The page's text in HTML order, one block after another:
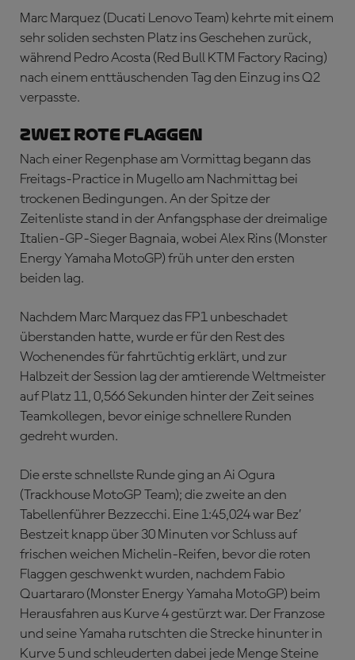
Marc Marquez (Ducati Lenovo Team) kehrte mit einem
sehr soliden sechsten Platz ins Geschehen zurück,
während Pedro Acosta (Red Bull KTM Factory Racing)
nach einem enttäuschenden Tag den Einzug ins Q2
verpasste.
ZWEI ROTE FLAGGEN
Nach einer Regenphase am Vormittag begann das
Freitags-Practice in Mugello am Nachmittag bei
trockenen Bedingungen. An der Spitze der
Zeitenliste stand in der Anfangsphase der dreimalige
Italien-GP-Sieger Bagnaia, wobei Alex Rins (Monster
Energy Yamaha MotoGP) früh unter den ersten
beiden lag.
Nachdem Marc Marquez das FP1 unbeschadet
überstanden hatte, wurde er für den Rest des
Wochenendes für fahrtüchtig erklärt, und zur
Halbzeit der Session lag der amtierende Weltmeister
auf Platz 11, 0,566 Sekunden hinter der Zeit seines
Teamkollegen, bevor einige schnellere Runden
gedreht wurden.
Die erste schnellste Runde ging an Ai Ogura
(Trackhouse MotoGP Team); die zweite an den
Tabellenführer Bezzecchi. Eine 1:45,024 war Bez’
Bestzeit knapp über 30 Minuten vor Schluss auf
frischen weichen Michelin-Reifen, bevor die roten
Flaggen geschwenkt wurden, nachdem Fabio
Quartararo (Monster Energy Yamaha MotoGP) beim
Herausfahren aus Kurve 4 gestürzt war. Der Franzose
und seine Yamaha rutschten die Strecke hinunter in
Kurve 5 und schleuderten dabei jede Menge Steine